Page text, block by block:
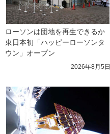
ローソンは団地を再生できるか
東日本初「ハッピーローソンタ
ウン」オープン
2026年8月5日